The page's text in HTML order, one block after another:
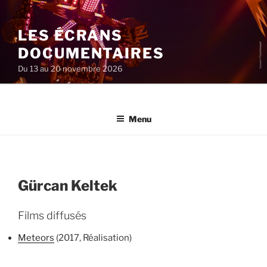
au
contenu
principal
LES ÉCRANS
DOCUMENTAIRES
Du 13 au 20 novembre 2026
Menu
Gürcan Keltek
Films diffusés
Meteors (2017, Réalisation)